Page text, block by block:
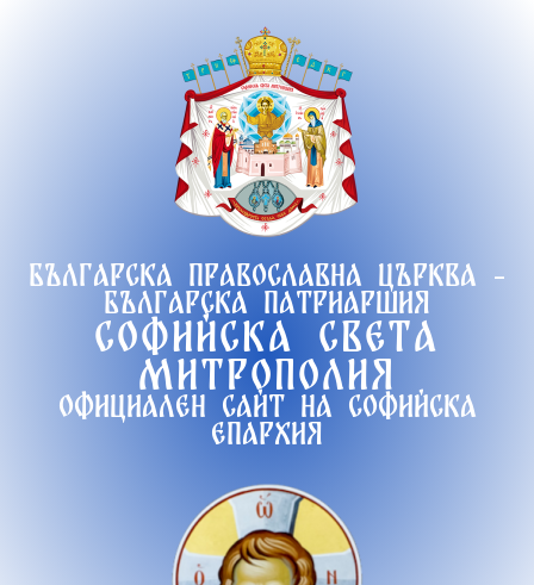
Българска православна църква -
Българска патриаршия
Софийска света
митрополия
Официален сайт на софийска
епархия